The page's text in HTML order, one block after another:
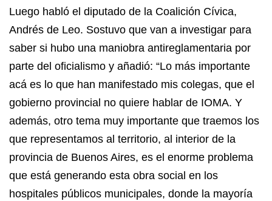
Luego habló el diputado de la Coalición Cívica,
Andrés de Leo. Sostuvo que van a investigar para
saber si hubo una maniobra antireglamentaria por
parte del oficialismo y añadió: “Lo más importante
acá es lo que han manifestado mis colegas, que el
gobierno provincial no quiere hablar de IOMA. Y
además, otro tema muy importante que traemos los
que representamos al territorio, al interior de la
provincia de Buenos Aires, es el enorme problema
que está generando esta obra social en los
hospitales públicos municipales, donde la mayoría